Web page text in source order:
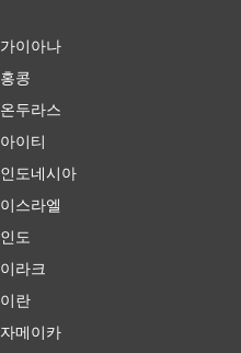
가이아나
홍콩
온두라스
아이티
인도네시아
이스라엘
인도
이라크
이란
자메이카